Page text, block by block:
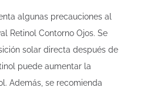
algunas precauciones al
Retinol Contorno Ojos. Se
solar directa después de
puede aumentar la
Además, se recomienda